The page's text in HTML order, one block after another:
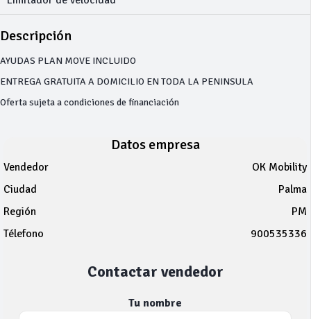
Descripción
AYUDAS PLAN MOVE INCLUIDO
ENTREGA GRATUITA A DOMICILIO EN TODA LA PENINSULA
Oferta sujeta a condiciones de financiación
Datos empresa
Vendedor
OK Mobility
Ciudad
Palma
Región
PM
Télefono
900535336
Contactar vendedor
Tu nombre